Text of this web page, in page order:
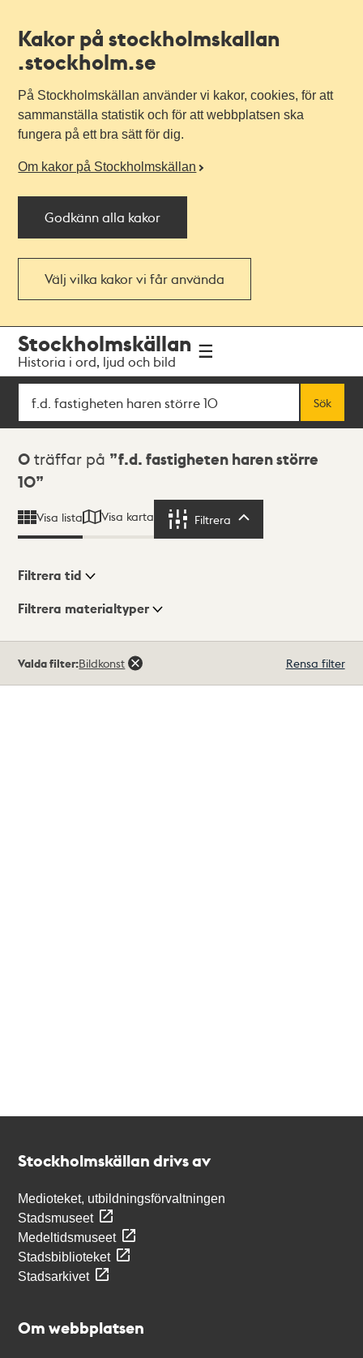
Kakor på stockholmskallan
.stockholm.se
På Stockholmskällan använder vi kakor, cookies, för att
sammanställa statistik och för att webbplatsen ska
fungera på ett bra sätt för dig.
Om kakor på Stockholmskällan
Godkänn alla kakor
Välj vilka kakor vi får använda
navigationen
huvudinnehållet
Stockholmskällan
Historia i ord, ljud och bild
Sök
Sök
Sökresultat
0 träffar på
f.d. fastigheten haren större
10
Visa lista Visa karta Filtrera
Visningsläge
Filtrera tid
Filtrera materialtyper
träffar
Valda filter:Bildkonst Rensa filter
Stockholmskällan drivs av
Medioteket, utbildningsförvaltningen
Stadsmuseet
Medeltidsmuseet
Stadsbiblioteket
Stadsarkivet
Om webbplatsen